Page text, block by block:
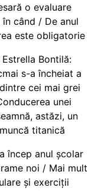
o evaluare
când / De anul
este obligatorie
Bontilă:
s-a încheiat a
cei mai grei
unei
astăzi, un
titanică
încep anul școlar
noi / Mai mult
și exerciții